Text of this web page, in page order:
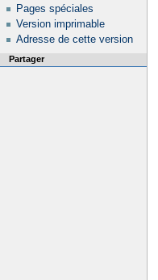
Pages spéciales
Version imprimable
Adresse de cette version
Partager